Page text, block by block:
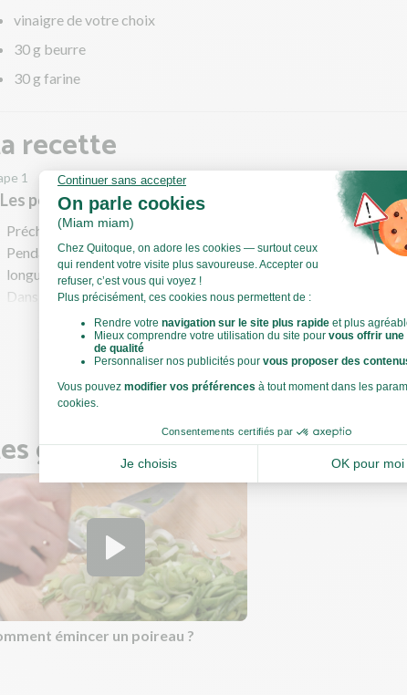
vinaigre de votre choix
30 g beurre
30 g farine
recette
1
poireaux
Préchauffez votre four à 200°C en chaleur tournante !
Pendant ce temps, coupez et retirez la base des poireaux.
longueur et rincez-les soigneusement. Émincez-les.
Dans une sauteuse, faites chauffer un filet d'huile d'olive à feu
Faites revenir les poireaux 20 min environ. À mi-cuisson, ajoutez
couvrez pour accélérer la cuisson. Salez, poivrez.
Pendant ce temps préparez la béchamel.
Voir toute la recette
gestes de cuisine
émincer un poireau ?